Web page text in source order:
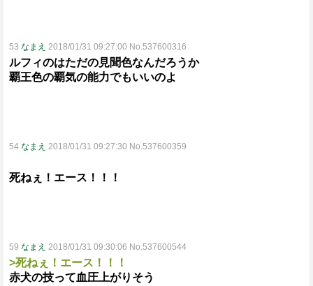
53 なまえ 2018/01/31 09:27:00 No.537600316
ルフィのはただの見聞色なんだろうか
覇王色の覇気の能力でもいいのよ
54 なまえ 2018/01/31 09:27:30 No.537600359
死ねぇ！エース！！！
59 なまえ 2018/01/31 09:30:06 No.537600544
>死ねぇ！エース！！！
赤犬の技って血圧上がりそう